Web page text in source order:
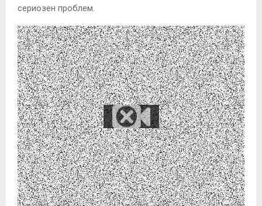
сериозен проблем.